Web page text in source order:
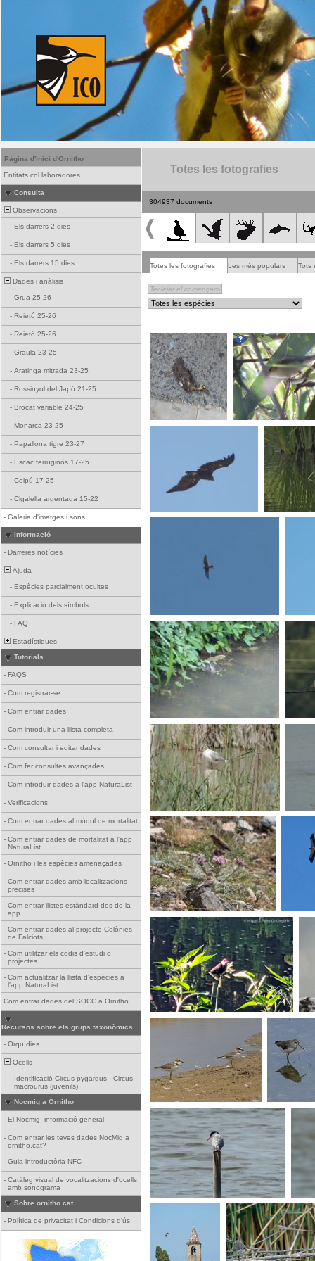
Pàgina d'inici d'Ornitho
Entitats col·laboradores
Consulta
Observacions
- Els darrers 2 dies
- Els darrers 5 dies
- Els darrers 15 dies
Dades i anàlisis
- Grua 25-26
- Reietó 25-26
- Reietó 25-26
- Graula 23-25
- Aratinga mitrada 23-25
- Rossinyol del Japó 21-25
- Brocat variable 24-25
- Monarca 23-25
- Papallona tigre 23-27
- Escac ferruginós 17-25
- Coipú 17-25
- Cigalella argentada 15-22
- Galeria d'imatges i sons
Informació
- Darreres notícies
Ajuda
- Espècies parcialment ocultes
- Explicació dels símbols
- FAQ
Estadístiques
Tutorials
- FAQS
- Com registrar-se
- Com entrar dades
- Com introduir una llista completa
- Com consultar i editar dades
- Com fer consultes avançades
- Com introduir dades a l'app NaturaList
- Verificacions
- Com entrar dades al mòdul de mortalitat
- Com entrar dades de mortalitat a l'app
NaturaList
- Ornitho i les espècies amenaçades
- Com entrar dades amb localitzacions
precises
- Com entrar llistes estàndard des de la
app
- Com entrar dades al projecte Colònies
de Falciots
- Com utilitzar els codis d'estudi o
projectes
- Com actualitzar la llista d'espècies a
l'app NaturaList
Com entrar dades del SOCC a Ornitho
Recursos sobre els grups taxonòmics
- Orquídies
Ocells
- Identificació Circus pygargus - Circus
macrourus (juvenils)
Nocmig a Ornitho
- El Nocmig- informació general
- Com entrar les teves dades NocMig a
ornitho.cat?
- Guia introductòria NFC
- Catàleg visual de vocalitzacions d'ocells
amb sonograma
Sobre ornitho.cat
- Política de privacitat i Condicions d'ús
Totes les fotografies
304937 documents
Totes les fotografies Les més populars Tots